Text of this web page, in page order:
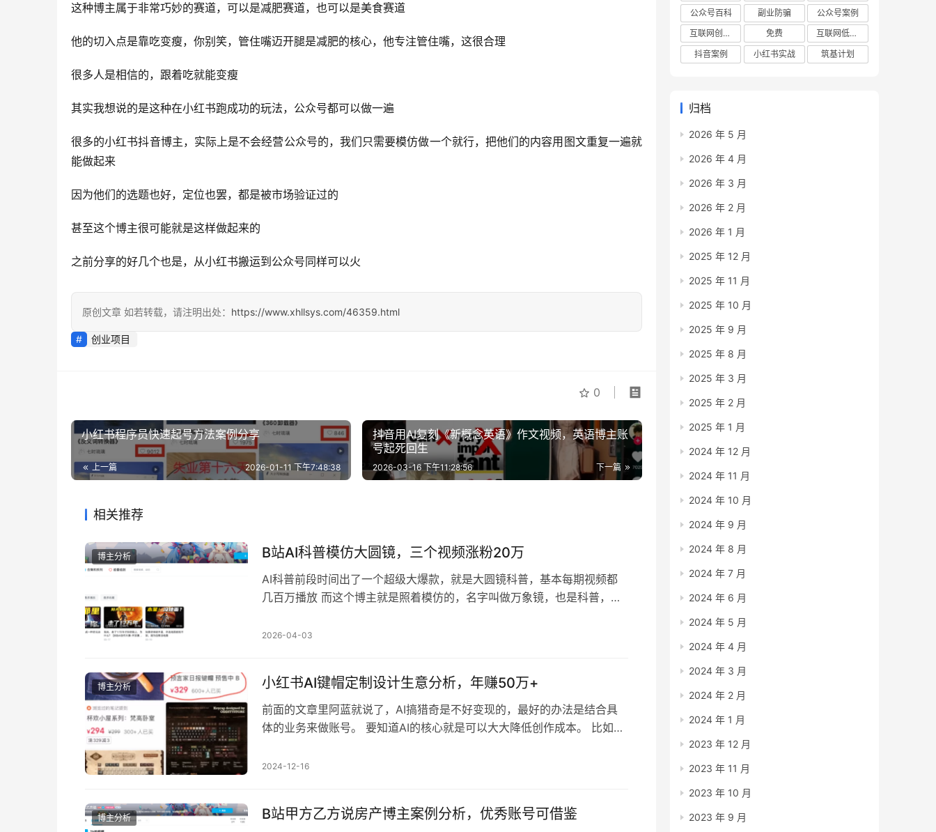
这种博主属于非常巧妙的赛道，可以是减肥赛道，也可以是美食赛道
他的切入点是靠吃变瘦，你别笑，管住嘴迈开腿是减肥的核心，他专注管住嘴，这很合理
很多人是相信的，跟着吃就能变瘦
其实我想说的是这种在小红书跑成功的玩法，公众号都可以做一遍
很多的小红书抖音博主，实际上是不会经营公众号的，我们只需要模仿做一个就行，把他们的内容用图文重复一遍就
能做起来
因为他们的选题也好，定位也罢，都是被市场验证过的
甚至这个博主很可能就是这样做起来的
之前分享的好几个也是，从小红书搬运到公众号同样可以火
原创文章 如若转载，请注明出处： https://www.xhllsys.com/46359.html
创业项目
0
小红书程序员快速起号方法案例分享
上一篇 2026-01-11 下午7:48:38
抖音用AI复刻《新概念英语》作文视频，英语博主账
号起死回生
下一篇
2026-03-16 下午11:28:56
相关推荐
博主分析 B站AI科普模仿大圆镜，三个视频涨粉20万
AI科普前段时间出了一个超级大爆款，就是大圆镜科普，基本每期视频都
几百万播放 而这个博主就是照着模仿的，名字叫做万象镜，也是科普，不
者，还是大圆镜的小号 我倾向于是模仿者，双方领域不同，同样用AI视频
2026-04-03
博主分析 小红书AI键帽定制设计生意分析，年赚50万+
前面的文章里阿蓝就说了，AI搞猎奇是不好变现的，最好的办法是结合具
体的业务来做账号。 要知道AI的核心就是可以大大降低创作成本。 比如今
化，这里就不拓展的，反正大家知道客单价和利润很可观就行了。 店铺数
2024-12-16
博主分析 B站甲方乙方说房产博主案例分析，优秀账号可借鉴
公众号百科
副业防骗
公众号案例
互联网创业项目
免费
互联网低成本创业项目
抖音案例
小红书实战 筑基计划
归档
2026 年 5 月
2026 年 4 月
2026 年 3 月
2026 年 2 月
2026 年 1 月
2025 年 12 月
2025 年 11 月
2025 年 10 月
2025 年 9 月
2025 年 8 月
2025 年 3 月
2025 年 2 月
2025 年 1 月
2024 年 12 月
2024 年 11 月
2024 年 10 月
2024 年 9 月
2024 年 8 月
2024 年 7 月
2024 年 6 月
2024 年 5 月
2024 年 4 月
2024 年 3 月
2024 年 2 月
2024 年 1 月
2023 年 12 月
2023 年 11 月
2023 年 10 月
2023 年 9 月